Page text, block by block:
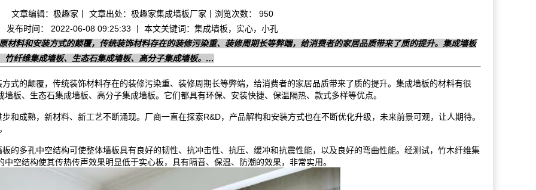
文章编辑：极趣家丨 文章出处：极趣家集成墙板厂家丨浏览次数： 950
发布时间： 2022-06-08 09:25:33 丨 本文关键词：集成墙板，实心，小孔
材料和安装方式的颠覆，传统装饰材料存在的装修污染重、装修周期长等弊端，给消费者的家居品质带来了质的提升。集成墙板
纤维集成墙板、生态石集成墙板、高分子集成墙板。…
式的颠覆，传统装饰材料存在的装修污染重、装修周期长等弊端，给消费者的家居品质带来了质的提升。集成墙板的材料有很
板、生态石集成墙板、高分子集成墙板。它们都具有环保、安装快捷、保温隔热、款式多样等优点。
成熟，新材料、新工艺不断涌现。厂商一直在探索R&D，产品解构和安装方式也在不断优化升级，未来前景可观，让人期待。
多孔中空结构可使整体墙板具有良好的韧性、抗冲击性、抗压、缓冲和抗震性能，以及良好的弯曲性能。经测试，竹木纤维集
空结构使其传热传声效果明显低于实心板，具有隔音、保温、防潮的效果，非常实用。